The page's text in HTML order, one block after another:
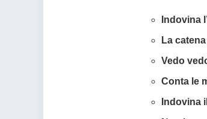
Indovina
La
Vedo
Conta le
Indovina